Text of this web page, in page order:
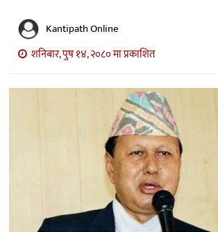
मनोरञ्जन
स्वास्थ्य
राशिफल
Kantipath Online
शनिबार, पुष १४, २०८० मा प्रकाशित